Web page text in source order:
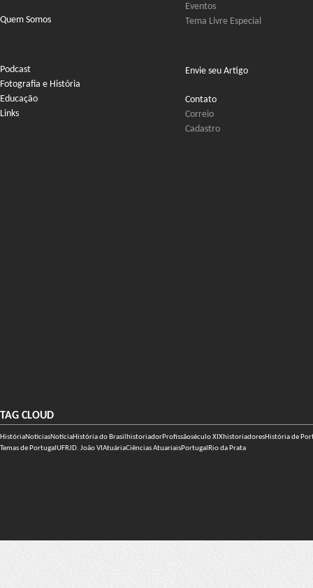
Quem Somos
Eventos
Tema Livre Especial
Podcast
Fotografia e História
Educação
Links
Envie seu Artigo
Contato
Correio
Cadastro
TAG CLOUD
HistóriaNotíciasNotíciaHistória do Brasil historiadorProfissãoséculo XIXhistoriadoresHistória de
Temas de Portugal UFRJD. João VI AtuáriaCiências AtuariaisPortugal Rio da Prata